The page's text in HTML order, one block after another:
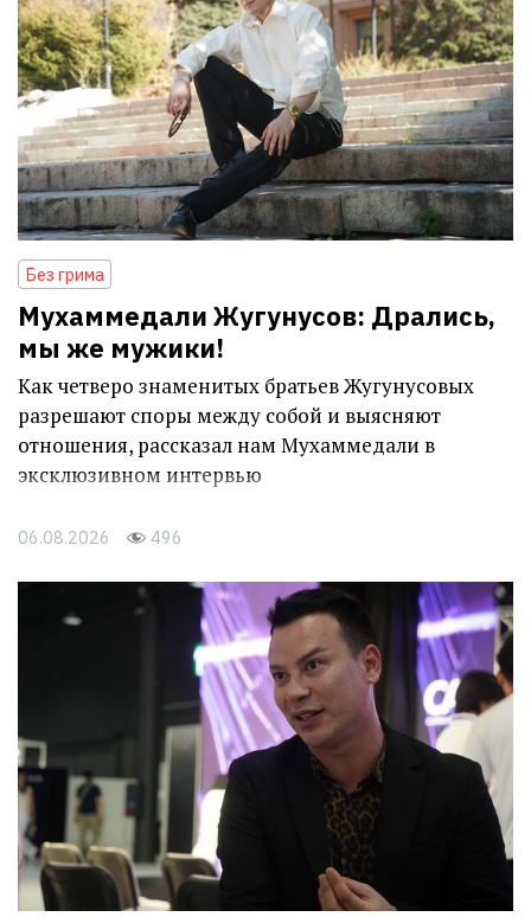
Без грима
Мухаммедали Жугунусов: Дрались,
мы же мужики!
Как четверо знаменитых братьев Жугунусовых
разрешают споры между собой и выясняют
отношения, рассказал нам Мухаммедали в
эксклюзивном интервью
06.08.2026 496